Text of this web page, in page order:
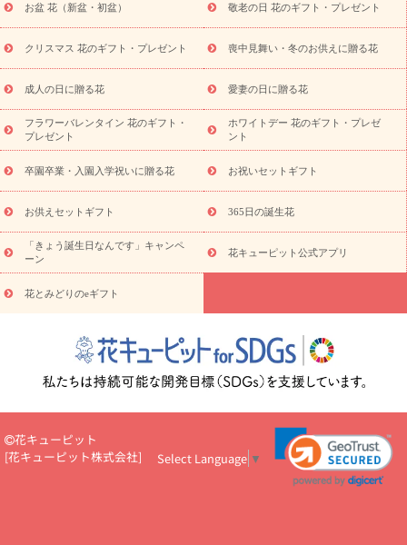
お供え プリザーブドフラワー
ペットのお供えフラワー
お盆（新
盆・初盆）
その他 お祝い返し お見舞い
お取り寄せギフト
ビジネス用
ご自宅用 観葉植物 ミディ胡蝶蘭
プリザーブ
ドフラワー
スタイルから探す アレンジメント 花束
スタ
ンド花
お祝い お供え・お悔やみ 胡蝶蘭 胡蝶蘭・花鉢
ディ胡蝶蘭・お祝い
ミディ胡蝶蘭・お供え
世界初の青色胡蝶蘭
観葉植物
観葉植物 産直多肉植物
プリザーブドフラワー
お祝い
お供え・お悔やみ 花とセットギフト
セミオーダー
プチギフト（hanamore -ハナモア-）
花とみどりのeギフト
キューピットのeGfit
カラー ピンク イエローオレンジ
レッ
ド
お花の種類 トルコキキョウ
お祝い お祝い・3000円～ お祝い・4000円～
お祝い・
5000円～
お祝い・7000円～ お祝い・ 10000円～
お供え・お
悔やみ
円～
お供え・お悔やみ・
いのマナー
定年退職祝いのマナー
お祝いを贈るときのマナー・
花キューピットのお祝いコラム一覧
誕生日のお花を「色
彩心理学」で選ぶ方法
結婚祝いの予算相場
出産祝いお役立ち情
ール
新築引っ越し祝いコラム お祝い花のマナー総まとめ
職
場上司や先輩へ贈るお祝い花の正解は？
開店祝いの花 選び方ガイ
お盆 花（新盆・初盆） 敬老の日 花のギフト・プレゼント
クリスマス 花のギフト・プレゼント 喪中見舞い・冬のお供えに贈る花
成人の日に贈る花 愛妻の日に贈る花
フラワーバレンタイン 花のギフト・
プレゼント
ホワイトデー 花のギフト・プレゼ
ント
卒園卒業・入園入学祝いに贈る花 お祝いセットギフト
お供えセットギフト 365日の誕生花
「きょう誕生日なんです」キャンペ
ーン
花キューピット公式アプリ
花とみどりのeギフト
花キューピット
[花キューピット株式会社] Select Language ▼